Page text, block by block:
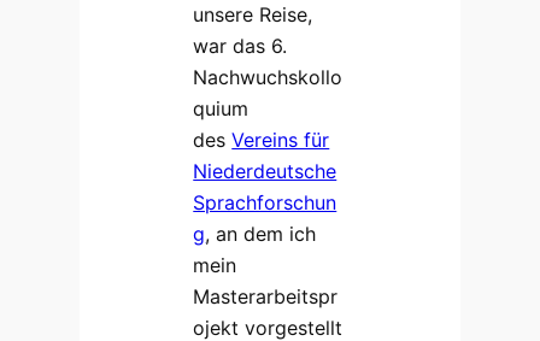
unsere Reise,
war das 6.
Nachwuchskollo
quium
desVereins für
Niederdeutsche
Sprachforschun
g, an dem ich
mein
Masterarbeitspr
ojekt vorgestellt